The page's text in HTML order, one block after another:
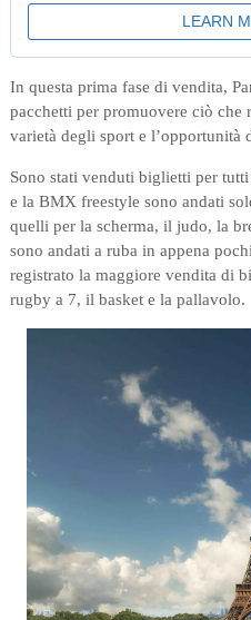
In questa prima fase di vendita,
pacchetti per promuovere ciò
varietà degli sport e l’opportunità
Sono stati venduti biglietti per
e la BMX freestyle sono andati
quelli per la scherma, il judo, la
sono andati a ruba in appena
registrato la maggiore vendita di
rugby a 7, il basket e la pallavolo.